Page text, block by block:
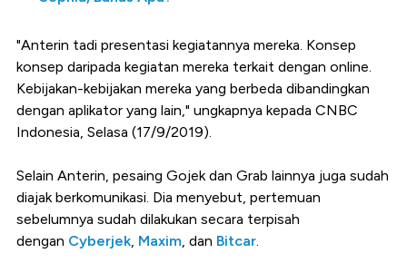
"Anterin tadi presentasi kegiatannya mereka. Konsep
konsep daripada kegiatan mereka terkait dengan online.
Kebijakan-kebijakan mereka yang berbeda dibandingkan
dengan aplikator yang lain," ungkapnya kepada CNBC
Indonesia, Selasa (17/9/2019).
Selain Anterin, pesaing Gojek dan Grab lainnya juga sudah
diajak berkomunikasi. Dia menyebut, pertemuan
sebelumnya sudah dilakukan secara terpisah
dengan Cyberjek, Maxim, dan Bitcar.